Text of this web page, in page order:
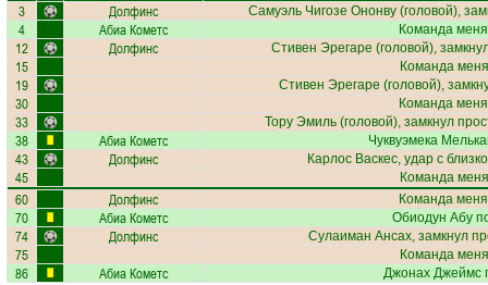
3 Долфинс Самуэль Чигозе Ононву (головой),
4 Абиа Кометс Команда
12 Долфинс Стивен Эрегаре (головой),
15 Команда
19 Стивен Эрегаре (головой),
30 Команда
33 Тору Эмиль(головой), замкнул
38 Абиа Кометс Чуквуэмека
43 Долфинс Карлос Васкес, удар с
45 Команда
60 Долфинс Команда
70 Абиа Кометс Обиодун Абу
74 Долфинс Сулаиман Ансах, замкнул
75 Команда
86 Абиа Кометс Джонах Джеймс